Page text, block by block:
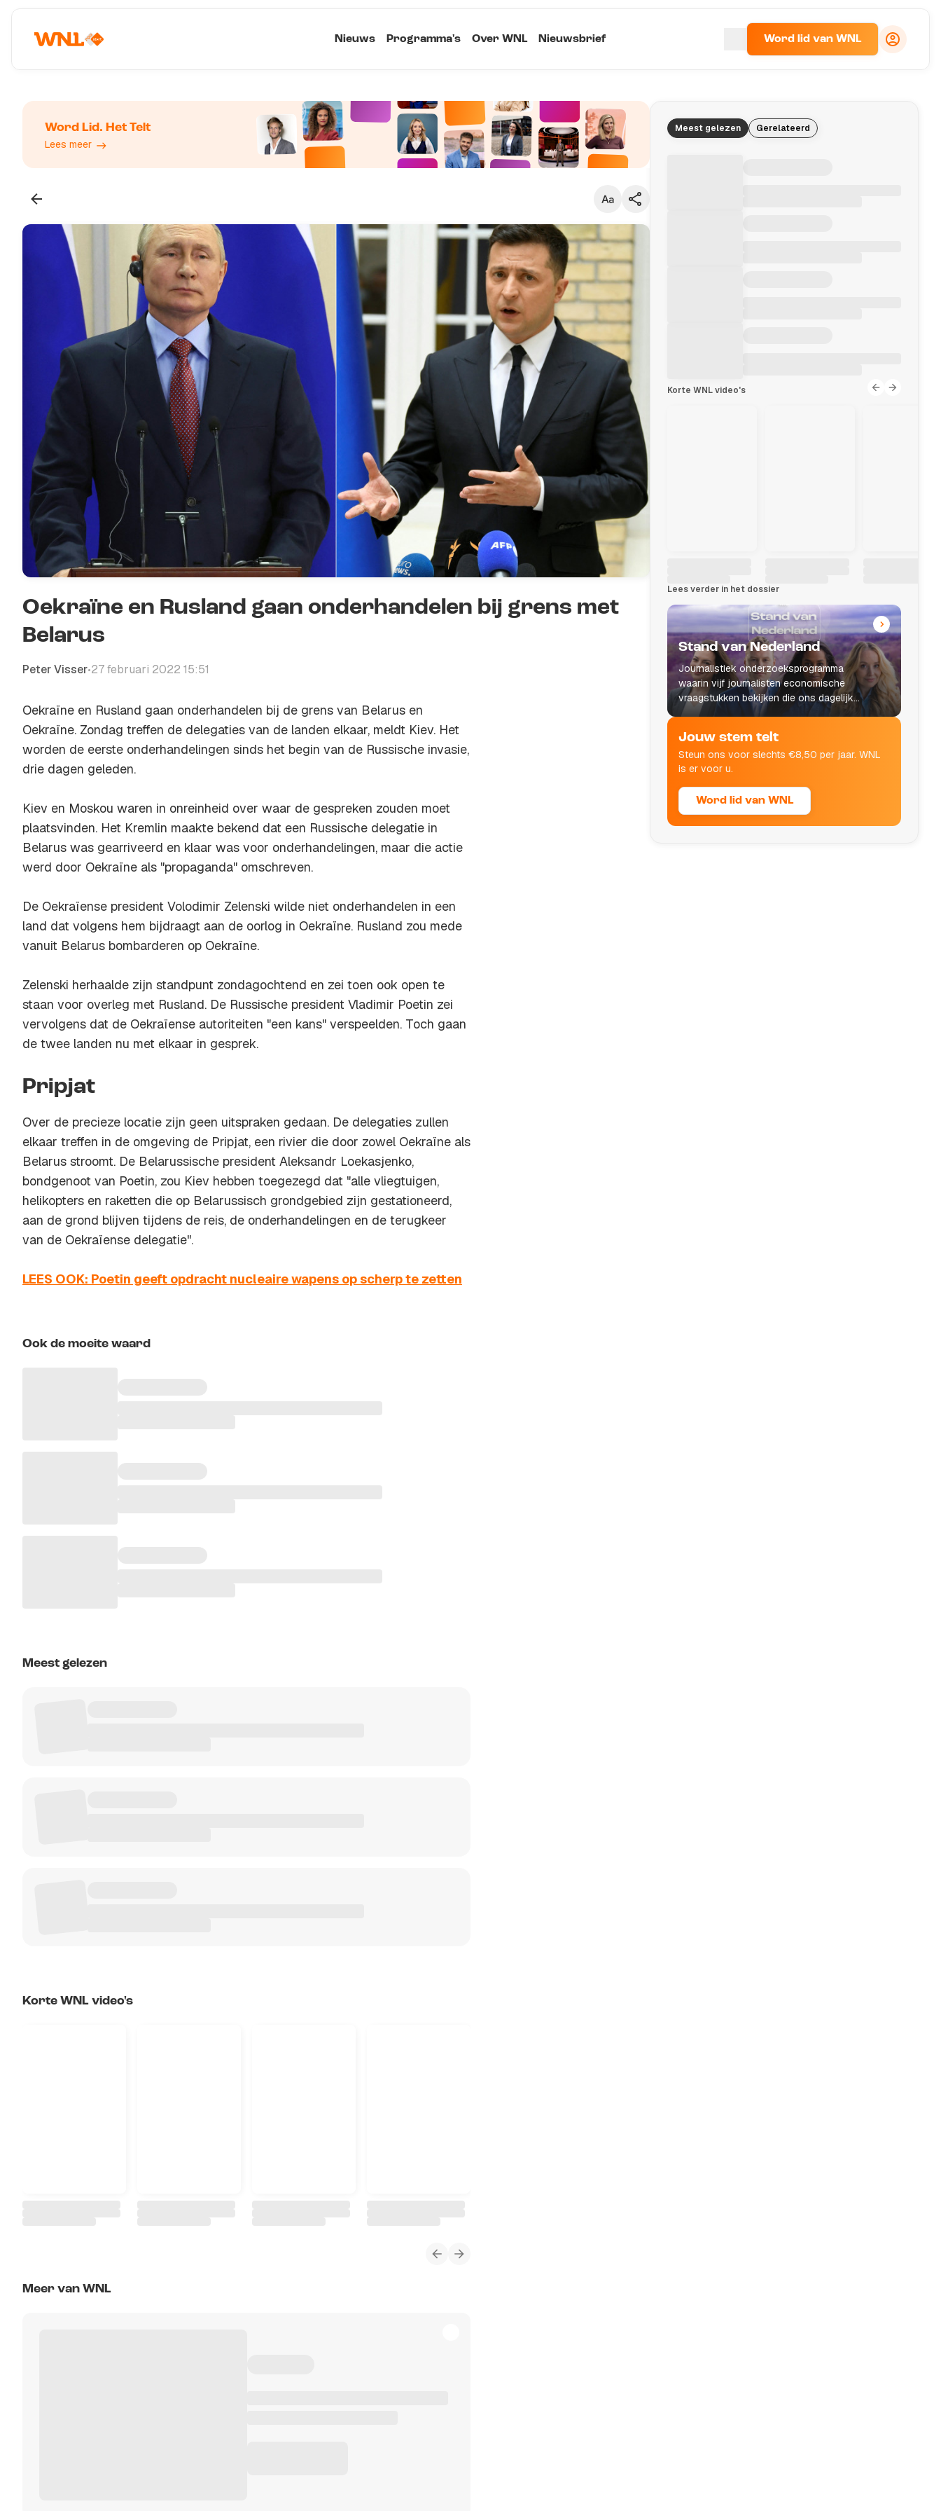
Nieuws Programma's Over WNL Nieuwsbrief Word lid van WNL
Word Lid. Het Telt
Lees meer
Klein
Groot
Kopieer link
Oekraïne en Rusland gaan onderhandelen bij grens met
Belarus
Peter Visser•27 februari 2022 15:51
Oekraïne en Rusland gaan onderhandelen bij de grens van Belarus en
Oekraïne. Zondag treffen de delegaties van de landen elkaar, meldt Kiev. Het
worden de eerste onderhandelingen sinds het begin van de Russische invasie,
drie dagen geleden.
Kiev en Moskou waren in onreinheid over waar de gespreken zouden moet
plaatsvinden. Het Kremlin maakte bekend dat een Russische delegatie in
Belarus was gearriveerd en klaar was voor onderhandelingen, maar die actie
werd door Oekraïne als "propaganda" omschreven.
De Oekraïense president Volodimir Zelenski wilde niet onderhandelen in een
land dat volgens hem bijdraagt aan de oorlog in Oekraïne. Rusland zou mede
vanuit Belarus bombarderen op Oekraïne.
Zelenski herhaalde zijn standpunt zondagochtend en zei toen ook open te
staan voor overleg met Rusland. De Russische president Vladimir Poetin zei
vervolgens dat de Oekraïense autoriteiten "een kans" verspeelden. Toch gaan
de twee landen nu met elkaar in gesprek.
Pripjat
Over de precieze locatie zijn geen uitspraken gedaan. De delegaties zullen
elkaar treffen in de omgeving de Pripjat, een rivier die door zowel Oekraïne als
Belarus stroomt. De Belarussische president Aleksandr Loekasjenko,
bondgenoot van Poetin, zou Kiev hebben toegezegd dat "alle vliegtuigen,
helikopters en raketten die op Belarussisch grondgebied zijn gestationeerd,
aan de grond blijven tijdens de reis, de onderhandelingen en de terugkeer
van de Oekraïense delegatie".
LEES OOK: Poetin geeft opdracht nucleaire wapens op scherp te zetten
Ook de moeite waard
Meest gelezen
Korte WNL video's
Meer van WNL
Meest gelezen Gerelateerd
Korte WNL video's
Lees verder in het dossier
Stand van Nederland
Journalistiek onderzoeksprogramma
waarin vijf journalisten economische
vraagstukken bekijken die ons dagelijks
leven raken.
Jouw stem telt
Steun ons voor slechts €8,50 per jaar. WNL
is er voor u.
Word lid van WNL